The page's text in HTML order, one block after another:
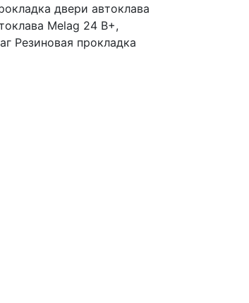
двери автоклава
Melag 24 B+,
Резиновая прокладка